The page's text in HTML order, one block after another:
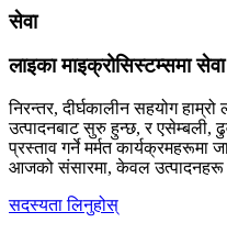
सेवा
लाइका माइक्रोसिस्टम्समा
निरन्तर, दीर्घकालीन सहयोग हाम्रो
उत्पादनबाट सुरु हुन्छ, र एसेम्बली,
प्रस्ताव गर्ने मर्मत कार्यक्रमहरूमा
आजको संसारमा, केवल उत्पादनहरू
सदस्यता लिनुहोस्